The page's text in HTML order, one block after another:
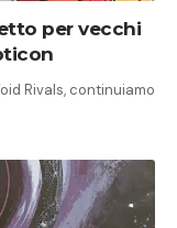
per vecchi
Rivals, continuiamo